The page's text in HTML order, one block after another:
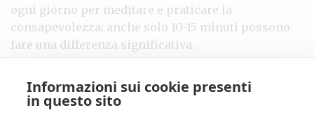
ogni giorno per meditare e praticare la
consapevolezza; anche solo 10-15 minuti possono
fare una differenza significativa.
nelle tue serate può essere un catalizzatore per un
sonno migliore. Prepara il tuo spazio di riposo con
Informazioni sui cookie presenti
in questo sito